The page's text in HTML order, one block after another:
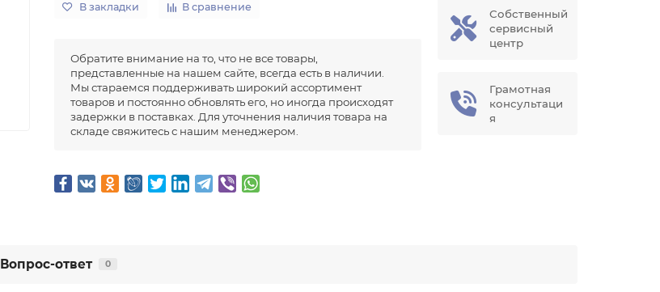
В закладки В сравнение
Обратите внимание на то, что не все товары,
представленные на нашем сайте, всегда есть в наличии.
Мы стараемся поддерживать широкий ассортимент
товаров и постоянно обновлять его, но иногда происходят
задержки в поставках. Для уточнения наличия товара на
складе свяжитесь с нашим менеджером.
Собственный
сервисный
центр
Грамотная
консультаци
я
Вопрос-ответ 0